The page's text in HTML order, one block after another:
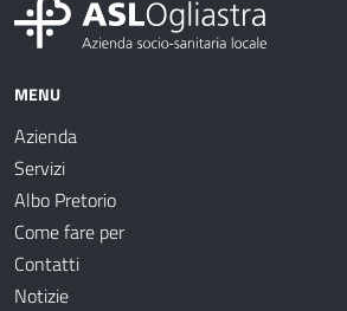
MENU
Azienda
Servizi
Albo Pretorio
Come fare per
Contatti
Notizie